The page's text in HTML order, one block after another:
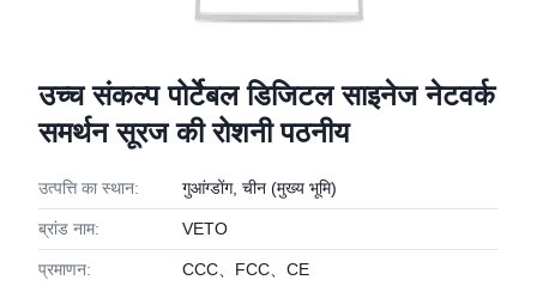
उच्च संकल्प पोर्टेबल डिजिटल साइनेज नेटवर्क
समर्थन सूरज की रोशनी पठनीय
उत्पत्ति का स्थान: गुआंग्डोंग, चीन (मुख्य भूमि)
ब्रांड नाम: VETO
प्रमाणन: CCC、FCC、CE